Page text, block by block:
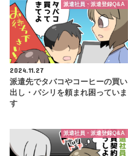
派遣社員・派遣登録Q&A
2024.11.27
派遣先でタバコやコーヒーの買い
出し・パシリを頼まれ困っていま
す
派遣社員・派遣登録Q&A